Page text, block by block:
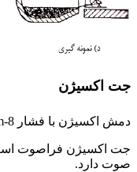
جت اکسیژن
دمش اکسیژن با فشار 10atm-8 از طریق یک نازل
صوت دارد.